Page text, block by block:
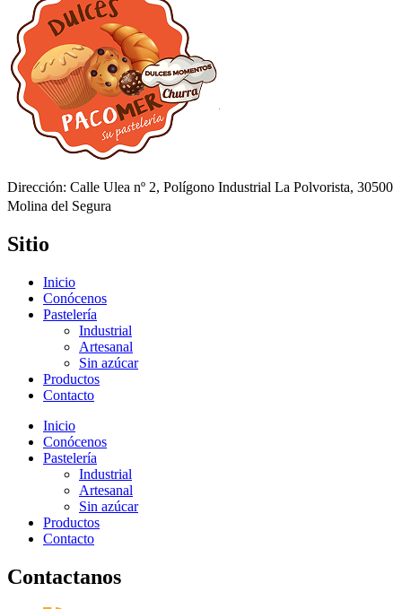
Dirección: Calle Ulea nº 2, Polígono Industrial La Polvorista, 30500
Molina del Segura
Sitio
Inicio
Conócenos
Pastelería
Industrial
Artesanal
Sin azúcar
Productos
Contacto
Inicio
Conócenos
Pastelería
Industrial
Artesanal
Sin azúcar
Productos
Contacto
Contactanos